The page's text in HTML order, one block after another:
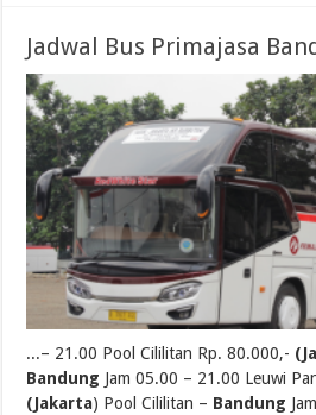
Jadwal Bus Primajasa
...– 21.00 Pool Cililitan Rp. 80.000,-
Bandung Jam 05.00 – 21.00 Leuwi
(Jakarta) Pool Cililitan – Bandung